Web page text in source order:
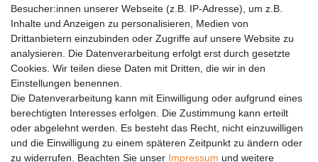
Barrierefreiheit
Anleitungen
Vertrag widerrufen
PARTNER
DHL
GLS
Besucher:innen unserer Webseite (z.B. IP-Adresse), um z.B.
Inhalte und Anzeigen zu personalisieren, Medien von
Drittanbietern einzubinden oder Zugriffe auf unsere Website zu
analysieren. Die Datenverarbeitung erfolgt erst durch gesetzte
Cookies. Wir teilen diese Daten mit Dritten, die wir in den
Einstellungen benennen.
Die Datenverarbeitung kann mit Einwilligung oder aufgrund eines
berechtigten Interesses erfolgen. Die Zustimmung kann erteilt
oder abgelehnt werden. Es besteht das Recht, nicht einzuwilligen
und die Einwilligung zu einem späteren Zeitpunkt zu ändern oder
zu widerrufen. Beachten Sie unser Impressum und weitere